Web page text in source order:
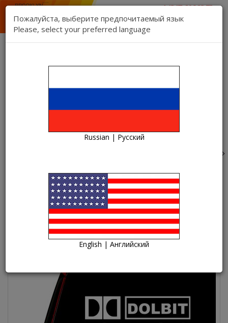
1 (347) 206 23 73
Связь Регистрация Вход
Kartina TV Brooklyn
Категории
Пожалуйста, выберите предпочитаемый язык
Please, select your preferred language
Russian | Русский
English | Английский